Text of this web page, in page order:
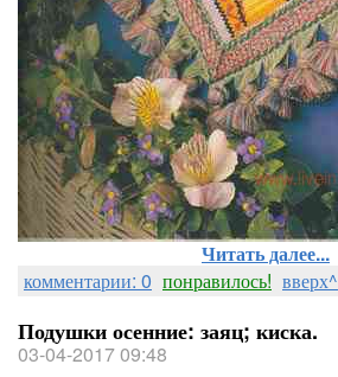
Читать далее...
комментарии: 0 понравилось! вверх^
Подушки осенние: заяц; киска.
03-04-2017 09:48